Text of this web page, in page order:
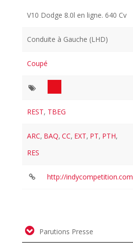
V10 Dodge 8.0l en ligne. 640 Cv
Conduite à Gauche (LHD)
Coupé
REST, TBEG
ARC, BAQ, CC, EXT, PT, PTH,
RES
http://indycompetition.com
Parutions Presse